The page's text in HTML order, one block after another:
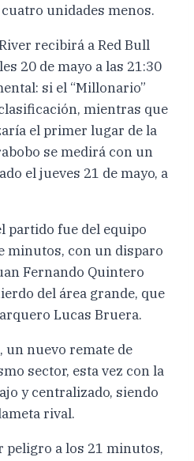
unidades menos.
recibirá a Red Bull
20 de mayo a las 21:30
si el “Millonario”
mientras que
el primer lugar de la
se medirá con un
el jueves 21 de mayo, a
partido fue del equipo
minutos, con un disparo
Fernando Quintero
del área grande, que
Lucas Bruera.
un nuevo remate de
sector, esta vez con la
y centralizado, siendo
rival.
peligro a los 21 minutos,